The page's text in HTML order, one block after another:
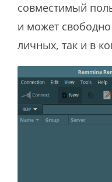
совместимый
и может
личных, так и в